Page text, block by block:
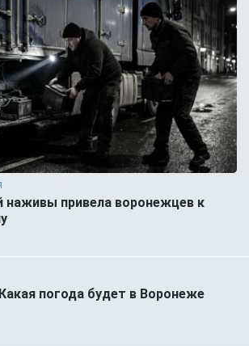
наживы привела воронежцев к
погода будет в Воронеже